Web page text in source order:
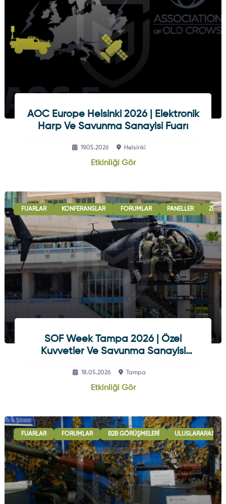
AOC Europe Helsinki 2026 | Elektronik
Harp Ve Savunma Sanayisi Fuarı
19.05.2026 Helsinki
Etkinliği Gör
FUARLAR KONFERANSLAR FORUMLAR PANELLER
SOF Week Tampa 2026 | Özel
Kuvvetler Ve Savunma Sanayisi
18.05.2026 Tampa
Etkinliği Gör
FUARLAR FORUMLAR B2B GÖRÜŞMELERI ULUSLARARASI